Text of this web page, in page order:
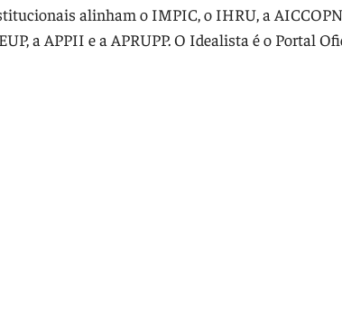
alinham o IMPIC, o IHRU, a AICCOPN,
a APPII e a APRUPP. O Idealista é o Portal